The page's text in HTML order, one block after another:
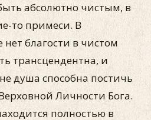
абсолютно чистым, в
то примеси. В
благости в чистом
трансцендентна, и
душа способна постичь
Личности Бога.
полностью в